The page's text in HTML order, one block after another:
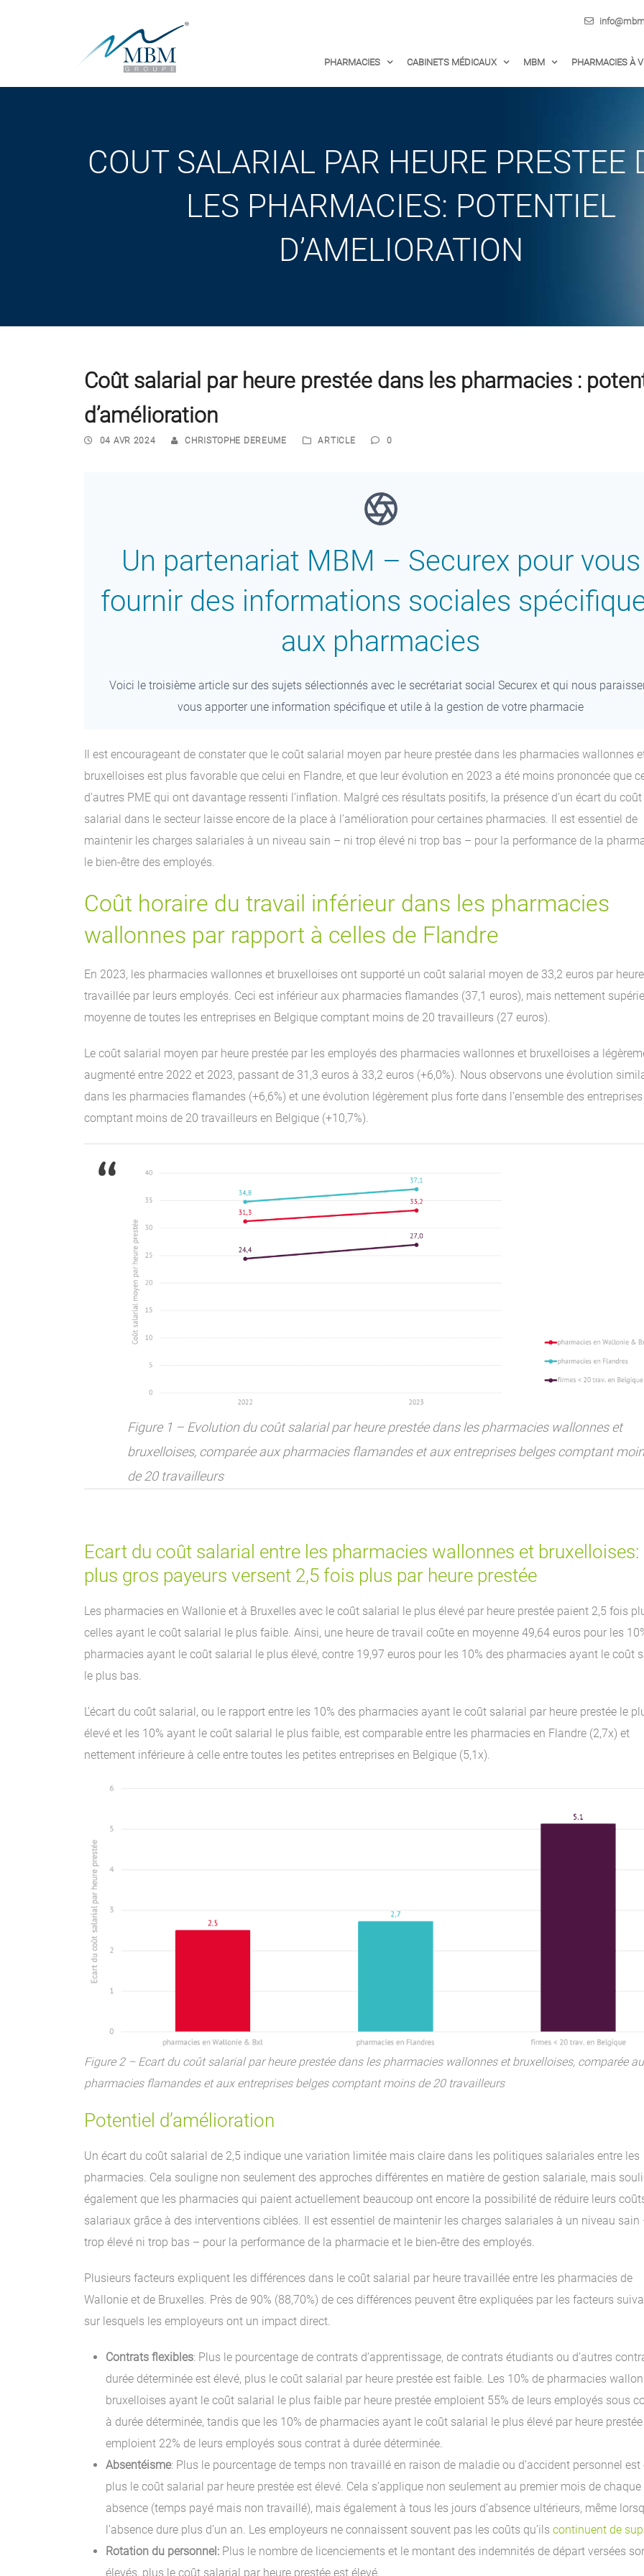
PHARMACIES CABINETS MÉDICAUX MBM PHARMACIES À
COUT SALARIAL PAR HEURE PRESTEE
LES PHARMACIES: POTENTIEL
D’AMELIORATION
Coût salarial par heure prestée dans les pharmacies :
d’amélioration
04 AVR 2024 CHRISTOPHE DEREUME ARTICLE 0
Un partenariat MBM – Securex pour vous
fournir des informations sociales
aux pharmacies
Voici le troisième article sur des sujets sélectionnés avec le secrétariat social Securex et qui nous
vous apporter une information spécifique et utile à la gestion de votre pharmacie
Il est encourageant de constater que le coût salarial moyen par heure prestée dans les pharmacies wallonnes
bruxelloises est plus favorable que celui en Flandre, et que leur évolution en 2023 a été moins prononcée que
d’autres PME qui ont davantage ressenti l’inflation. Malgré ces résultats positifs, la présence d’un écart du coût
salarial dans le secteur laisse encore de la place à l’amélioration pour certaines pharmacies. Il est essentiel de
maintenir les charges salariales à un niveau sain – ni trop élevé ni trop bas – pour la performance de la
le bien-être des employés.
Coût horaire du travail inférieur dans les pharmacies
wallonnes par rapport à celles de Flandre
En 2023, les pharmacies wallonnes et bruxelloises ont supporté un coût salarial moyen de 33,2 euros par heure
travaillée par leurs employés. Ceci est inférieur aux pharmacies flamandes (37,1 euros), mais nettement
moyenne de toutes les entreprises en Belgique comptant moins de 20 travailleurs (27 euros).
Le coût salarial moyen par heure prestée par les employés des pharmacies wallonnes et bruxelloises a
augmenté entre 2022 et 2023, passant de 31,3 euros à 33,2 euros (+6,0%). Nous observons une évolution
dans les pharmacies flamandes (+6,6%) et une évolution légèrement plus forte dans l’ensemble des entreprises
comptant moins de 20 travailleurs en Belgique (+10,7%).
Figure 1 – Evolution du coût salarial par heure prestée dans les pharmacies wallonnes et
bruxelloises, comparée aux pharmacies flamandes et aux entreprises belges comptant
de 20 travailleurs
Ecart du coût salarial entre les pharmacies wallonnes et bruxelloises:
plus gros payeurs versent 2,5 fois plus par heure prestée
Les pharmacies en Wallonie et à Bruxelles avec le coût salarial le plus élevé par heure prestée paient 2,5 fois
celles ayant le coût salarial le plus faible. Ainsi, une heure de travail coûte en moyenne 49,64 euros pour les
pharmacies ayant le coût salarial le plus élevé, contre 19,97 euros pour les 10% des pharmacies ayant le coût
le plus bas.
L’écart du coût salarial, ou le rapport entre les 10% des pharmacies ayant le coût salarial par heure prestée le
élevé et les 10% ayant le coût salarial le plus faible, est comparable entre les pharmacies en Flandre (2,7x) et
nettement inférieure à celle entre toutes les petites entreprises en Belgique (5,1x).
Figure 2 – Ecart du coût salarial par heure prestée dans les pharmacies wallonnes et bruxelloises, comparée
pharmacies flamandes et aux entreprises belges comptant moins de 20 travailleurs
Potentiel d’amélioration
Un écart du coût salarial de 2,5 indique une variation limitée mais claire dans les politiques salariales entre les
pharmacies. Cela souligne non seulement des approches différentes en matière de gestion salariale, mais
également que les pharmacies qui paient actuellement beaucoup ont encore la possibilité de réduire leurs
salariaux grâce à des interventions ciblées. Il est essentiel de maintenir les charges salariales à un niveau sain
trop élevé ni trop bas – pour la performance de la pharmacie et le bien-être des employés.
Plusieurs facteurs expliquent les différences dans le coût salarial par heure travaillée entre les pharmacies de
Wallonie et de Bruxelles. Près de 90% (88,70%) de ces différences peuvent être expliquées par les facteurs
sur lesquels les employeurs ont un impact direct.
Contrats flexibles: Plus le pourcentage de contrats d’apprentissage, de contrats étudiants ou d’autres
durée déterminée est élevé, plus le coût salarial par heure prestée est faible. Les 10% de pharmacies
bruxelloises ayant le coût salarial le plus faible par heure prestée emploient 55% de leurs employés sous
à durée déterminée, tandis que les 10% de pharmacies ayant le coût salarial le plus élevé par heure prestée
emploient 22% de leurs employés sous contrat à durée déterminée.
Absentéisme: Plus le pourcentage de temps non travaillé en raison de maladie ou d’accident personnel est
plus le coût salarial par heure prestée est élevé. Cela s’applique non seulement au premier mois de chaque
absence (temps payé mais non travaillé), mais également à tous les jours d’absence ultérieurs, même
l’absence dure plus d’un an. Les employeurs ne connaissent souvent pas les coûts qu’ils continuent de
Rotation du personnel: Plus le nombre de licenciements et le montant des indemnités de départ versées
élevés, plus le coût salarial par heure prestée est élevé.